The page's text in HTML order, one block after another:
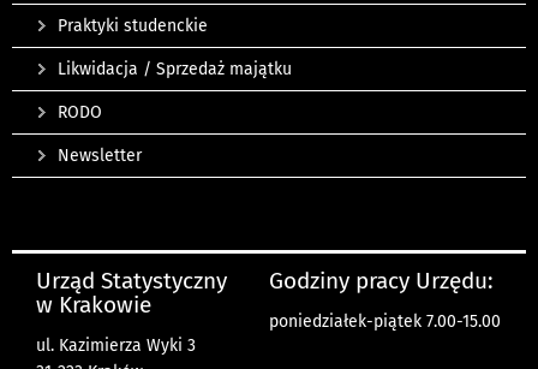
Praktyki studenckie
Likwidacja / Sprzedaż majątku
RODO
Newsletter
Urząd Statystyczny
w Krakowie
ul. Kazimierza Wyki 3
Godziny pracy Urzędu:
poniedziałek-piątek 7.00-15.00